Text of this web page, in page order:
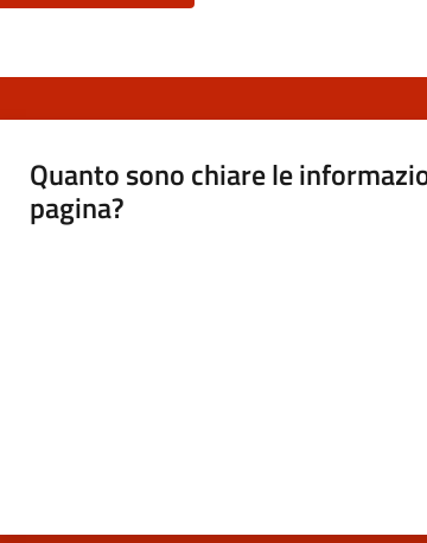
Quanto sono chiare le
pagina?